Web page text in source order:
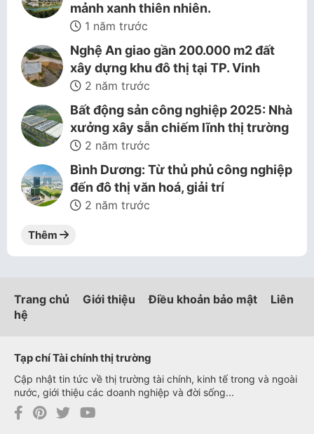
mảnh xanh thiên nhiên.
1 năm trước
Nghệ An giao gần 200.000 m2 đất
xây dựng khu đô thị tại TP. Vinh
2 năm trước
Bất động sản công nghiệp 2025: Nhà
xưởng xây sẵn chiếm lĩnh thị trường
2 năm trước
Bình Dương: Từ thủ phủ công nghiệp
đến đô thị văn hoá, giải trí
2 năm trước
Thêm
Trang chủ Giới thiệu Điều khoản bảo mật
Liên
hệ
Tạp chí Tài chính thị trường
Cập nhật tin tức về thị trường tài chính, kinh tế trong và ngoài
nước, giới thiệu các doanh nghiệp và đời sống...